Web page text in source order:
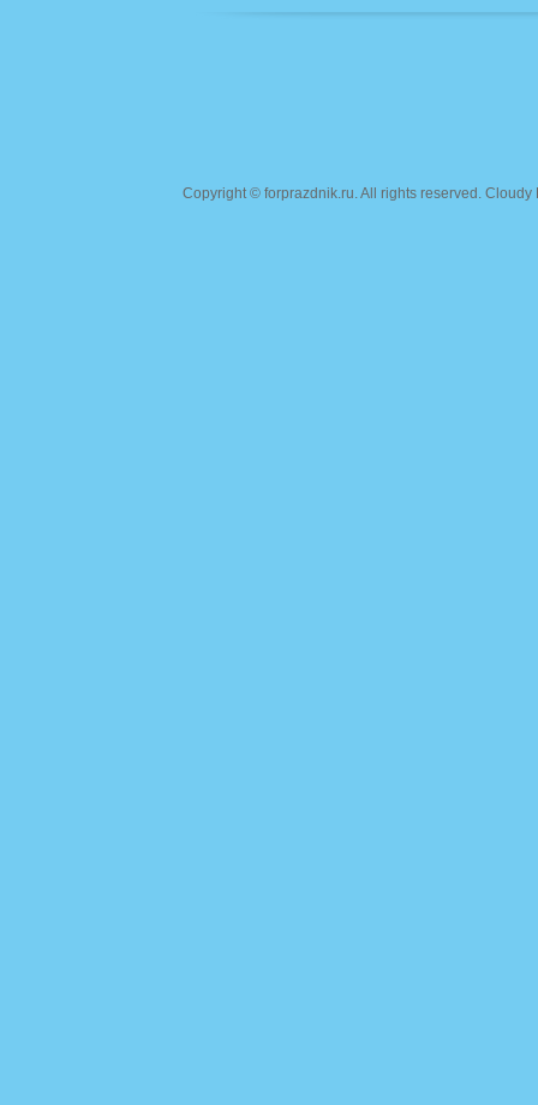
Copyright © forprazdnik.ru. All rights reserved.